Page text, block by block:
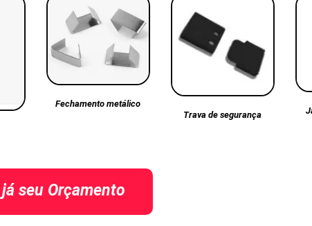
Fechamento metálico
Trava de segurança
seu Orçamento